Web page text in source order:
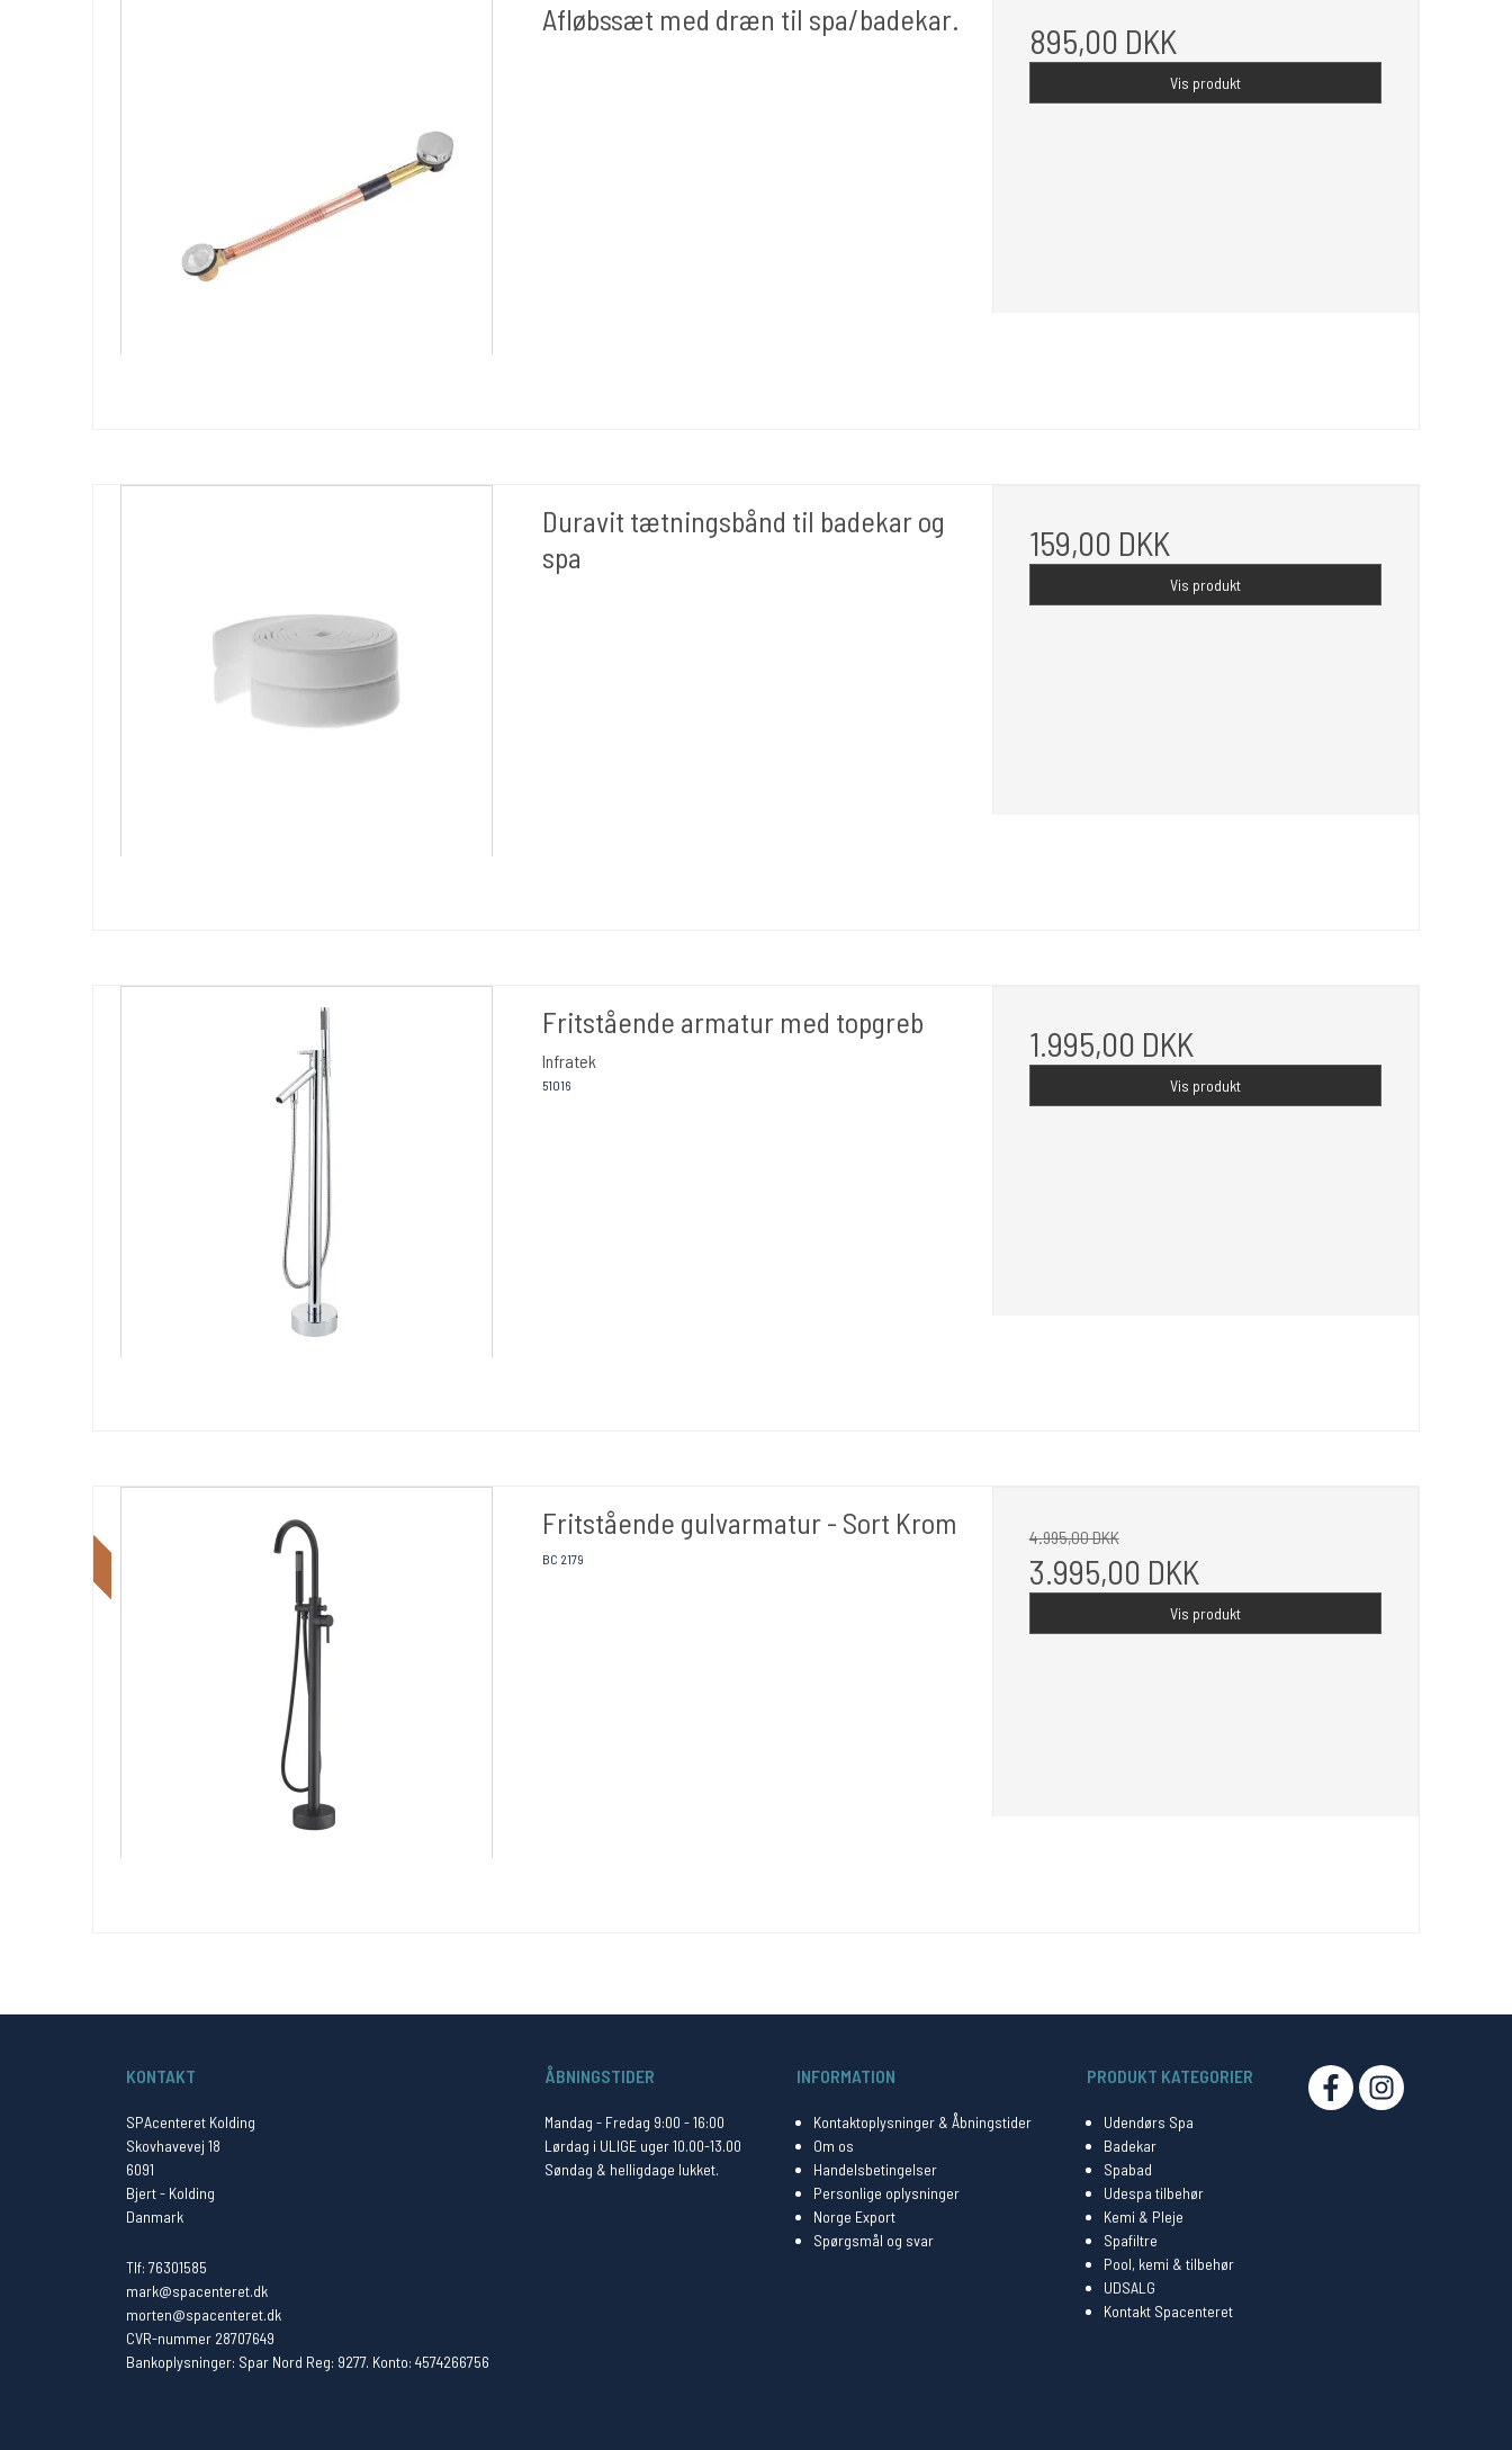
Afløbssæt med dræn til spa/badekar.
895,00 DKK
Vis produkt
Duravit tætningsbånd til badekar og
spa
159,00 DKK
Vis produkt
Fritstående armatur med topgreb
Infratek
51016
1.995,00 DKK
Vis produkt
Fritstående gulvarmatur - Sort Krom
BC 2179
4.995,00 DKK
3.995,00 DKK
Vis produkt
KONTAKT
SPAcenteret Kolding
Skovhavevej 18
6091
Bjert - Kolding
Danmark
Tlf: 76301585
mark@spacenteret.dk
morten@spacenteret.dk
CVR-nummer 28707649
Bankoplysninger: Spar Nord Reg: 9277. Konto: 4574266756
ÅBNINGSTIDER
Mandag - Fredag 9:00 - 16:00
Lørdag i ULIGE uger 10.00-13.00
Søndag & helligdage lukket.
INFORMATION
Kontaktoplysninger & Åbningstider
Om os
Handelsbetingelser
Personlige oplysninger
Norge Export
Spørgsmål og svar
PRODUKT KATEGORIER
Udendørs Spa
Badekar
Spabad
Udespa tilbehør
Kemi & Pleje
Spafiltre
Pool, kemi & tilbehør
UDSALG
Kontakt Spacenteret
SOCIAL